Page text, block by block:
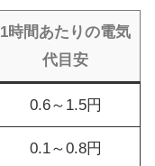
1時間あたりの電気
代目安
0.6～1.5円
0.1～0.8円